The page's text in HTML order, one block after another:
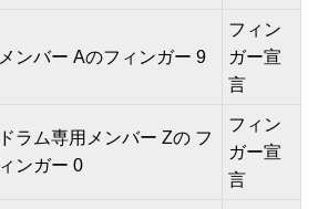
メンバー Aのフィンガー 9
フィン
ガー宣
言
ドラム専用メンバー Zの フ
ィンガー 0
フィン
ガー宣
言